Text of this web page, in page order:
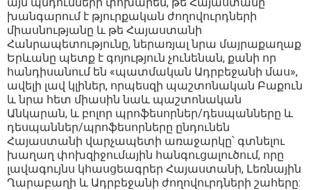
խանգարում է թյուրքական ժողովուրդների
միասնությանը և թե Հայաստանի
Հանրապետությունը, ներառյալ նրա մայրաքաղաք
Երևանը պետք է գոյություն չունենան, քանի որ
հանդիսանում են «պատմական Ադրբեջանի մաս»,
ավելի լավ կլիներ, որպեսզի պաշտոնական Բաքուն
և նրա հետ միասին նաև պաշտոնական
Անկարան, և բոլոր պրոֆեսորներ/դեսպանները և
դեսպաններ/պրոֆեսորները ընդունեն
Հայաստանի վարչապետի առաջարկը՝ գտնելու
խաղաղ փոխզիջումային հանգուցալուծում, որը
լավագույնս կհասցեագրեր Հայաստանի, Լեռնային
Ղարաբաղի և Ադրբեջանի ժողովուրդների շահերը: